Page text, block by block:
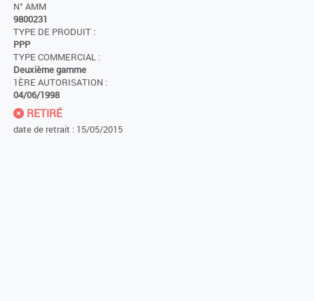
N° AMM
9800231
TYPE DE PRODUIT :
PPP
TYPE COMMERCIAL :
Deuxième gamme
1ÈRE AUTORISATION :
04/06/1998
RETIRÉ
date de retrait : 15/05/2015